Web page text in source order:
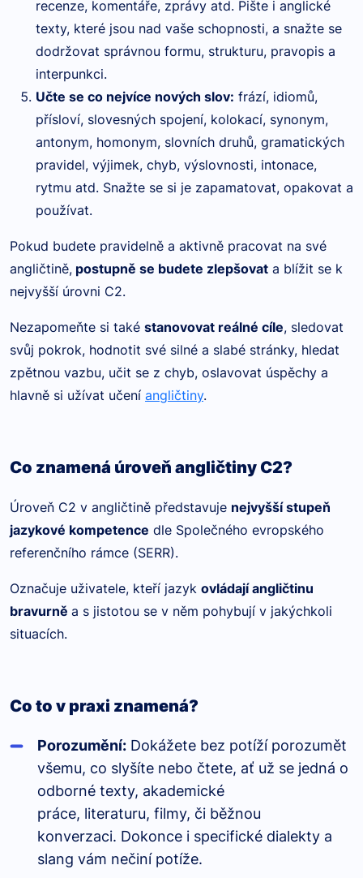
recenze, komentáře, zprávy atd. Pište i anglické
texty, které jsou nad vaše schopnosti, a snažte se
dodržovat správnou formu, strukturu, pravopis a
interpunkci.
Učte se co nejvíce nových slov: frází, idiomů,
přísloví, slovesných spojení, kolokací, synonym,
antonym, homonym, slovních druhů, gramatických
pravidel, výjimek, chyb, výslovnosti, intonace,
rytmu atd. Snažte se si je zapamatovat, opakovat a
používat.
Pokud budete pravidelně a aktivně pracovat na své
angličtině, postupně se budete zlepšovat a blížit se k
nejvyšší úrovni C2.
Nezapomeňte si také stanovovat reálné cíle, sledovat
svůj pokrok, hodnotit své silné a slabé stránky, hledat
zpětnou vazbu, učit se z chyb, oslavovat úspěchy a
hlavně si užívat učení angličtiny.
Co znamená úroveň angličtiny C2?
Úroveň C2 v angličtině představuje nejvyšší stupeň
jazykové kompetence dle Společného evropského
referenčního rámce (SERR).
Označuje uživatele, kteří jazyk ovládají angličtinu
bravurně a s jistotou se v něm pohybují v jakýchkoli
situacích.
Co to v praxi znamená?
Porozumění: Dokážete bez potíží porozumět
všemu, co slyšíte nebo čtete, ať už se jedná o
odborné texty, akademické
práce, literaturu, filmy, či běžnou
konverzaci. Dokonce i specifické dialekty a
slang vám nečiní potíže.